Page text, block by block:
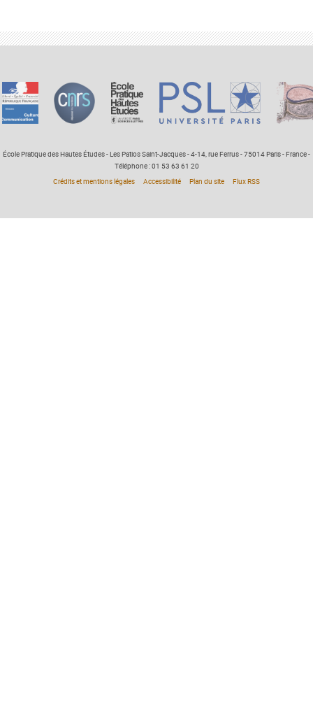
École Pratique des Hautes Études - Les Patios Saint-Jacques - 4-14, rue Ferrus - 75014 Paris - France -
Téléphone : 01 53 63 61 20
Crédits et mentions légales
Accessibilité Plan du site Flux RSS